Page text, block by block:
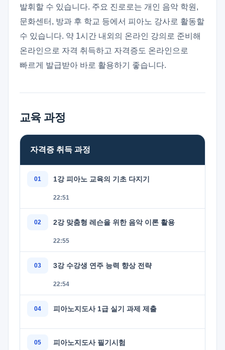
발휘할 수 있습니다. 주요 진로로는 개인 음악 학원,
문화센터, 방과 후 학교 등에서 피아노 강사로 활동할
수 있습니다. 약 1시간 내외의 온라인 강의로 준비해
온라인으로 자격 취득하고 자격증도 온라인으로
빠르게 발급받아 바로 활용하기 좋습니다.
교육 과정
자격증 취득 과정
1강 피아노 교육의 기초 다지기
22:51
2강 맞춤형 레슨을 위한 음악 이론 활용
22:55
3강 수강생 연주 능력 향상 전략
22:54
피아노지도사 1급 실기 과제 제출
피아노지도사 필기시험